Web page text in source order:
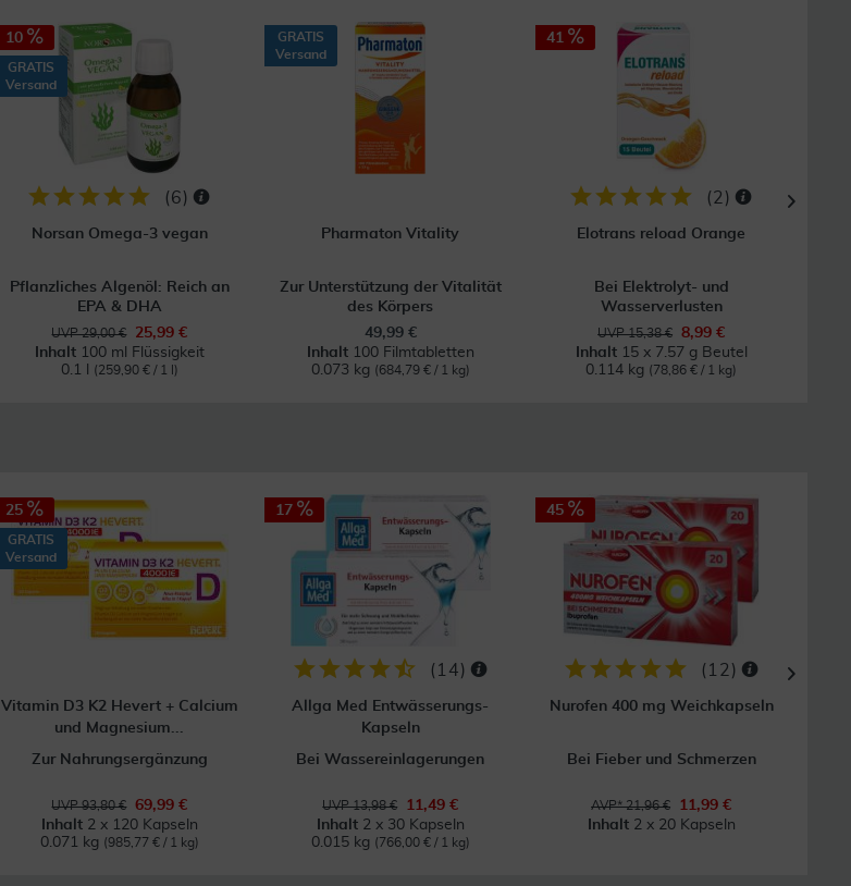
10
GRATIS
Versand
(6)
Norsan Omega-3 vegan
Pflanzliches Algenöl: Reich an
EPA & DHA
UVP 29,00 €
25,99 €
Inhalt 100 ml Flüssigkeit
0.1 l
(259,90 € / 1 l)
GRATIS
Versand
Pharmaton Vitality
Zur Unterstützung der Vitalität
des Körpers
49,99 €
Inhalt 100 Filmtabletten
0.073 kg (684,79 € / 1 kg)
41
(2 )
Elotrans reload Orange
Bei Elektrolyt- und
Wasserverlusten
UVP 15,38 €
8,99 €
Inhalt 15 x 7.57 g Beutel
0.114 kg (78,86 € / 1 kg)
25
GRATIS
Versand
Vitamin D3 K2 Hevert + Calcium
und Magnesium...
Zur Nahrungsergänzung
UVP 93,80 €
69,99 €
Inhalt 2 x 120 Kapseln
0.071 kg (985,77 € / 1 kg)
17
( 14)
Allga Med Entwässerungs-
Kapseln
Bei Wassereinlagerungen
UVP 13,98 €
11,49 €
Inhalt 2 x 30 Kapseln
0.015 kg (766,00 € / 1 kg)
45
( 12 )
Nurofen 400 mg Weichkapseln
Bei Fieber und Schmerzen
AVP* 21,96 €
11,99 €
Inhalt 2 x 20 Kapseln